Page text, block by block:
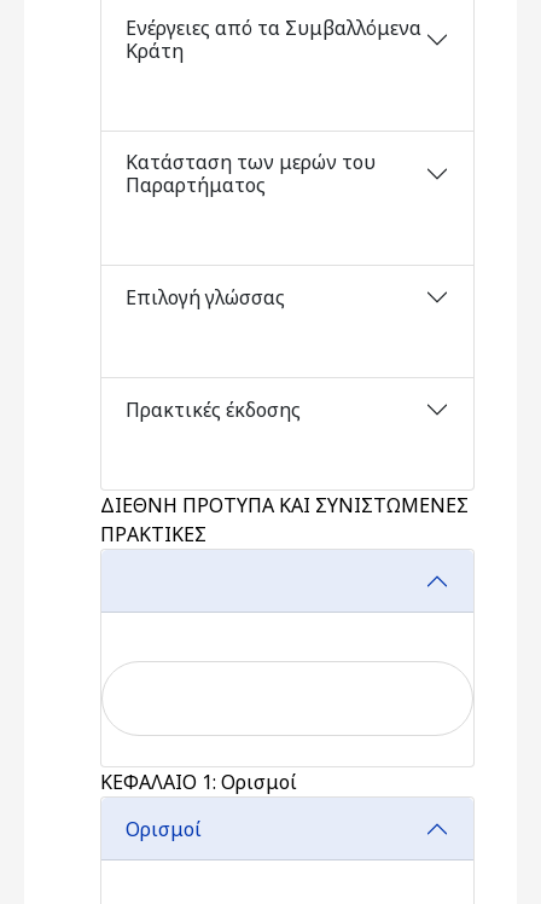
Ενέργειες από τα Συμβαλλόμενα
Κράτη
Κατάσταση των μερών του
Παραρτήματος
Επιλογή γλώσσας
Πρακτικές έκδοσης
ΔΙΕΘΝΗ ΠΡΟΤΥΠΑ ΚΑΙ ΣΥΝΙΣΤΩΜΕΝΕΣ
ΠΡΑΚΤΙΚΕΣ
ΚΕΦΑΛΑΙΟ 1: Ορισμοί
Ορισμοί